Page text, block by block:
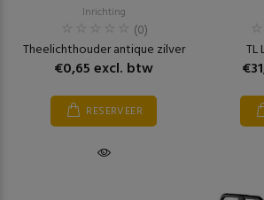
Inrichting
(0)
Theelichthouder antique zilver
€0,65 excl. btw
RESERVEER
TL